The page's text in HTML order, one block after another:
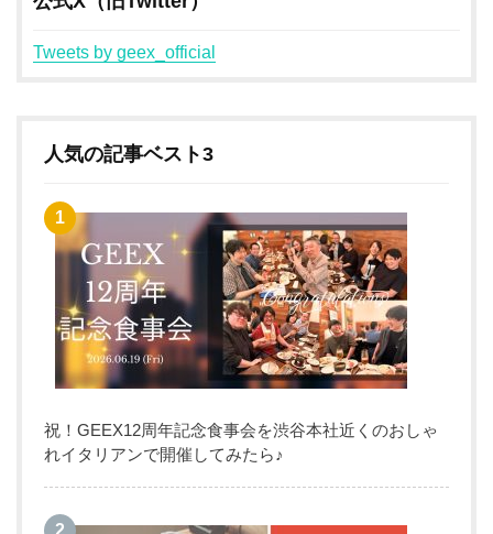
Tweets by geex_official
人気の記事ベスト3
祝！GEEX12周年記念食事会を渋谷本社近くのおしゃ
れイタリアンで開催してみたら♪